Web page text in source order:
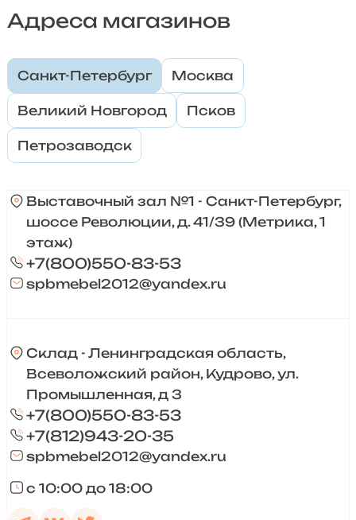
Адреса магазинов
Санкт-Петербург Москва
Великий Новгород Псков
Петрозаводск
Выставочный зал №1 - Санкт-Петербург,
шоссе Революции, д. 41/39 (Метрика, 1
этаж)
+7(800)550-83-53
spbmebel2012@yandex.ru
Склад - Ленинградская область,
Всеволожский район, Кудрово, ул.
Промышленная, д 3
+7(800)550-83-53
+7(812)943-20-35
spbmebel2012@yandex.ru
с 10:00 до 18:00